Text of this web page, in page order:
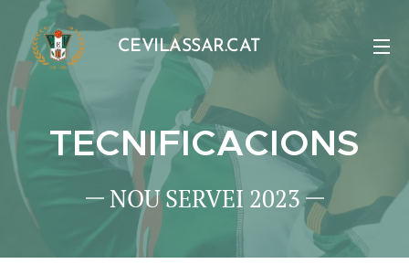
CEVILASSAR.CAT
TECNIFICACIONS
NOU SERVEI 2023